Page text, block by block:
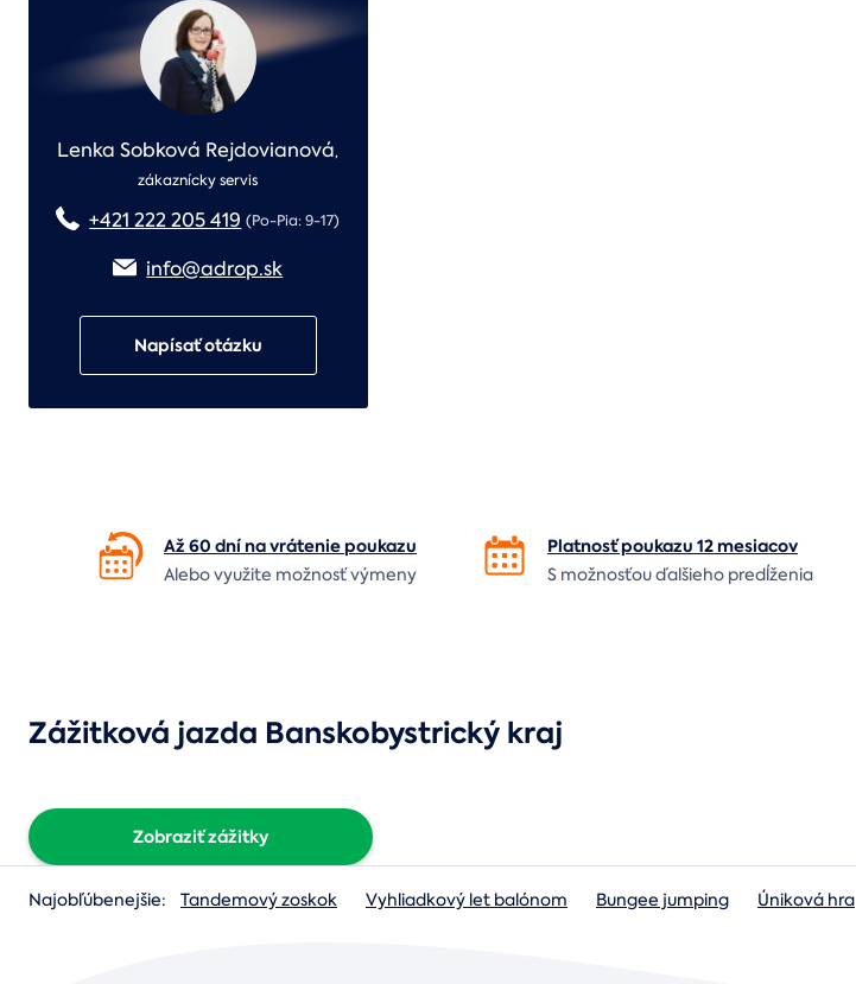
Lenka Sobková Rejdovianová,
zákaznícky servis
+421 222 205 419 (Po-Pia: 9-17)
info@adrop.sk
Napísať otázku
Až 60 dní na vráteniepoukazu
Alebo využite možnosť výmeny
Platnosť poukazu 12 mesiacov
S možnosťou ďalšieho predĺženia
Zážitková jazda Banskobystrický kraj
Zobraziť zážitky
Najobľúbenejšie: Tandemový zoskok Vyhliadkový let balónom Bungee jumping Úniková hra